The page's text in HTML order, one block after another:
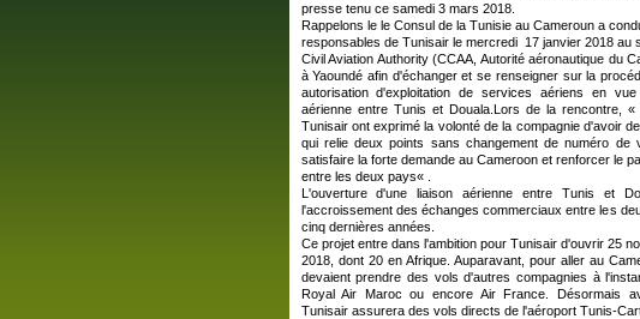
presse tenu ce samedi 3 mars 2018.
Rappelons le le Consul de la Tunisie au Cameroun a
responsables de Tunisair le mercredi 17 janvier 2018 au
Civil Aviation Authority (CCAA, Autorité aéronautique du
à Yaoundé afin d'échanger et se renseigner sur la
autorisation d'exploitation de services aériens en
aérienne entre Tunis et Douala.Lors de la rencontre,
Tunisair ont exprimé la volonté de la compagnie d'avoir
qui relie deux points sans changement de numéro de
satisfaire la forte demande au Cameroon et renforcer le
entre les deux pays« .
L'ouverture d'une liaison aérienne entre Tunis et
l'accroissement des échanges commerciaux entre les
cinq dernières années.
Ce projet entre dans l'ambition pour Tunisair d'ouvrir 25
2018, dont 20 en Afrique. Auparavant, pour aller au
devaient prendre des vols d'autres compagnies à
Royal Air Maroc ou encore Air France. Désormais
Tunisair assurera des vols directs de l'aéroport Tunis-